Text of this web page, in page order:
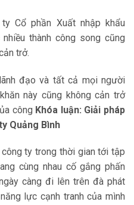
Cổ phần Xuất nhập khẩu
thành công song cũng
trở.
đạo và tất cả mọi người
này cũng không cản trở
công Khóa luận: Giải pháp
Quảng Bình
ty trong thời gian tới tập
cùng nhau cố gắng phấn
càng đi lên trên đà phát
lực cạnh tranh của mình